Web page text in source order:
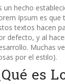
un hecho
Ipsum es que
textos hacen
defecto, y al
Muchas
por el estilo).
es